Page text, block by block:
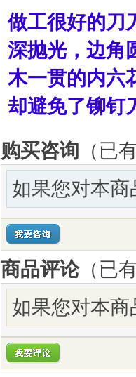
做工很好的刀
深抛光，边角
木一贯的内六
却避免了铆钉
购买咨询 （已
如果您对本
商品评论（已
如果您对本